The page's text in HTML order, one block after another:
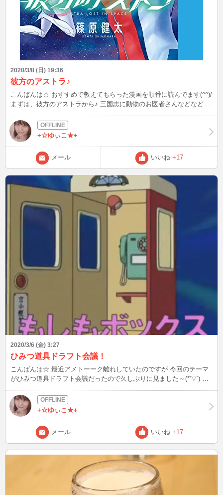
2020/3/8 (日) 19:36
彼方のアストラ♪
こんばんは☆ おすすめで教えてもらった漫画を順番に読んでます(^^)/
まずは、彼方のアストラから♪ 三国志に動物のお医者さんなどなど 少
になりました(*'▽')
+☆ゆぃこ★+
メール いいね +17
2020/3/6 (金) 3:27
ひみつ道具ドラフト会議！
こんばんは☆ 最近アメトーーク離れしていたのですが 今回のテーマ
がひみつ道具ドラフト会議だったので久しぶりに見ました～(*'▽') う
～ もしもボックスかな～ もしもボックスは、上手く使いこなせない
ような・・・。 言い方間違いで大変なことになっちゃいそうなので
やっぱりどこでもドアかな？ 皆さんの1位は何ですか？？ドキドキ(・
+☆ゆぃこ★+
メール いいね +17